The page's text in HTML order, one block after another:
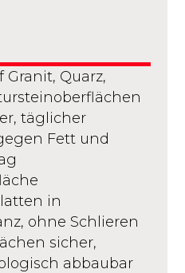
Quarz,
täglicher
Fett und
in
ohne Schlieren
sicher,
abbaubar